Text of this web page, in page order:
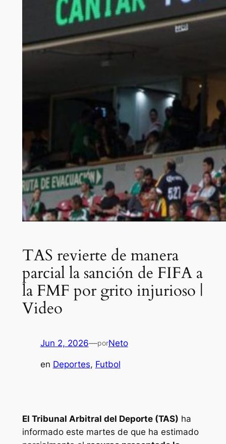
TAS revierte de manera
parcial la sanción de FIFA a
la FMF por grito injurioso |
Video
Jun 2, 2026—porNeto
en Deportes, Futbol
El Tribunal Arbitral del Deporte (TAS) ha
informado este martes de que ha estimado